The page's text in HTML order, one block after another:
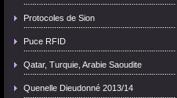
Protocoles de Sion
Puce RFID
Qatar, Turquie, Arabie Saoudite
Quenelle Dieudonné 2013/14